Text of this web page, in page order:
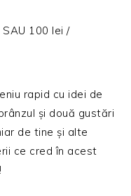
100 lei /
rapid cu idei de
și două gustări
de tine și alte
ce cred în acest